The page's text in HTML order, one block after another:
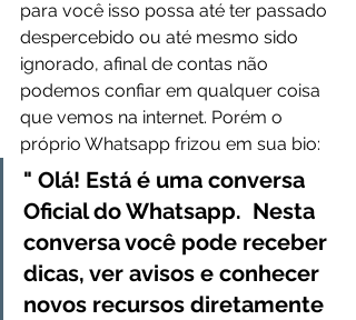
para você isso possa até ter passado
despercebido ou até mesmo sido
ignorado, afinal de contas não
podemos confiar em qualquer coisa
que vemos na internet. Porém o
próprio Whatsapp frizou em sua bio:
" Olá! Está é uma conversa
Oficial do Whatsapp.  Nesta
conversa você pode receber
dicas, ver avisos e conhecer
novos recursos diretamente